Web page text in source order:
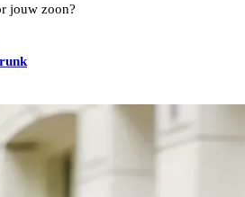
jouw zoon?